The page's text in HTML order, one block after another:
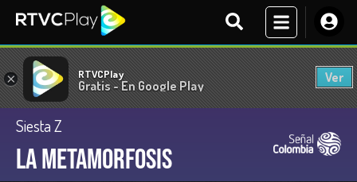
× RTVCPlay
Gratis - En Google Play
Ver
Siesta Z
La metamorfosis